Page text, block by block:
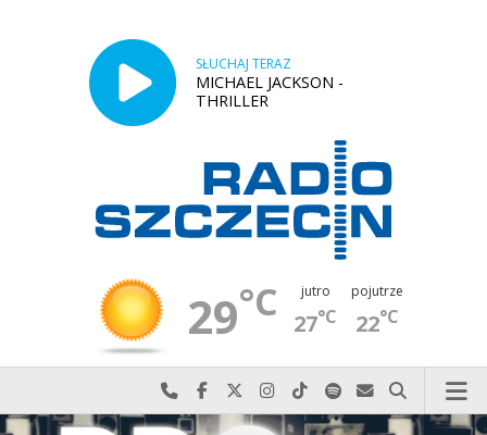
SŁUCHAJ TERAZ
MICHAEL JACKSON -
THRILLER
29°C jutro
27°C
pojutrze
22°C
Najlepiej po prostu do nas zadzwoń
Odwiedź nas na Facebook-u
Odwiedź nas na X
Odwiedź nas na Instagram-ie
Odwiedź nas na TikTok-u
Szukaj nas na Spotify
Wyślij do nas
Szukaj